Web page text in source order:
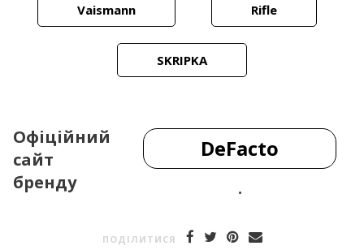
Vaismann Rifle
SKRIPKA
Офіційний
сайт
бренду
DeFacto
.
ПОДIЛИТИСЯ